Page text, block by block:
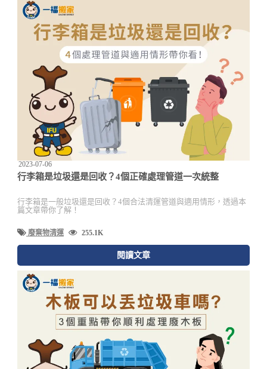
2023-07-06
行李箱是垃圾還是回收？4個正確處理管道一次統整
行李箱是一般垃圾還是回收？4個合法清運管道與適用情形，透過本
篇文章帶你了解！
廢棄物清運 255.1K
閱讀文章